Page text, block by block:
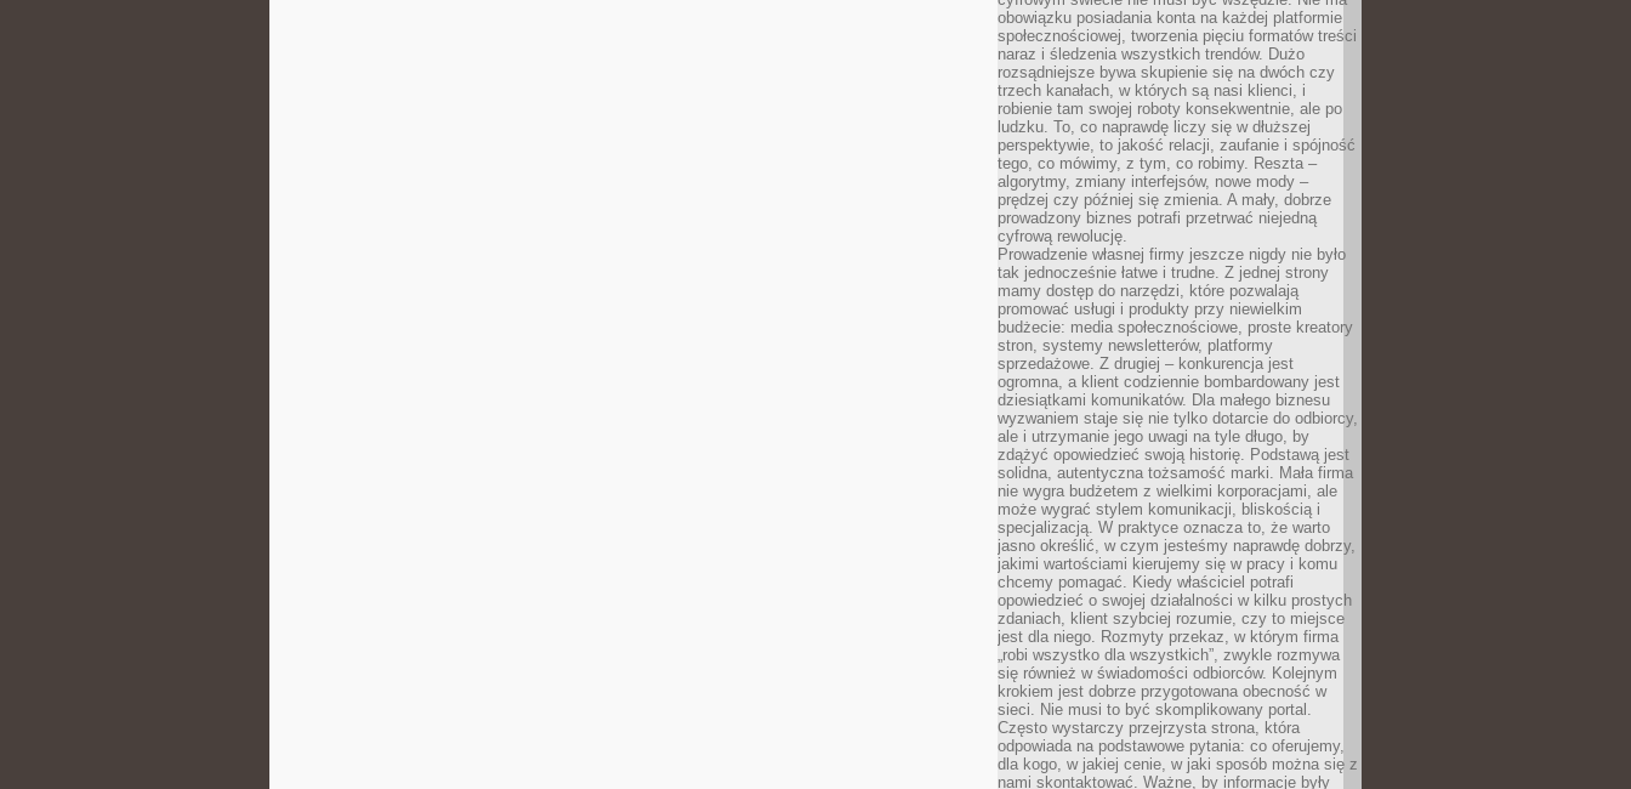
obowiązku posiadania konta na każdej platformie
społecznościowej, tworzenia pięciu formatów treści
naraz i śledzenia wszystkich trendów. Dużo
rozsądniejsze bywa skupienie się na dwóch czy
trzech kanałach, w których są nasi klienci, i
robienie tam swojej roboty konsekwentnie, ale po
ludzku. To, co naprawdę liczy się w dłuższej
perspektywie, to jakość relacji, zaufanie i spójność
tego, co mówimy, z tym, co robimy. Reszta –
algorytmy, zmiany interfejsów, nowe mody –
prędzej czy później się zmienia. A mały, dobrze
prowadzony biznes potrafi przetrwać niejedną
cyfrową rewolucję.
Prowadzenie własnej firmy jeszcze nigdy nie było
tak jednocześnie łatwe i trudne. Z jednej strony
mamy dostęp do narzędzi, które pozwalają
promować usługi i produkty przy niewielkim
budżecie: media społecznościowe, proste kreatory
stron, systemy newsletterów, platformy
sprzedażowe. Z drugiej – konkurencja jest
ogromna, a klient codziennie bombardowany jest
dziesiątkami komunikatów. Dla małego biznesu
wyzwaniem staje się nie tylko dotarcie do odbiorcy,
ale i utrzymanie jego uwagi na tyle długo, by
zdążyć opowiedzieć swoją historię. Podstawą jest
solidna, autentyczna tożsamość marki. Mała firma
nie wygra budżetem z wielkimi korporacjami, ale
może wygrać stylem komunikacji, bliskością i
specjalizacją. W praktyce oznacza to, że warto
jasno określić, w czym jesteśmy naprawdę dobrzy,
jakimi wartościami kierujemy się w pracy i komu
chcemy pomagać. Kiedy właściciel potrafi
opowiedzieć o swojej działalności w kilku prostych
zdaniach, klient szybciej rozumie, czy to miejsce
jest dla niego. Rozmyty przekaz, w którym firma
„robi wszystko dla wszystkich”, zwykle rozmywa
się również w świadomości odbiorców. Kolejnym
krokiem jest dobrze przygotowana obecność w
sieci. Nie musi to być skomplikowany portal.
Często wystarczy przejrzysta strona, która
odpowiada na podstawowe pytania: co oferujemy,
dla kogo, w jakiej cenie, w jaki sposób można się z
nami skontaktować. Ważne, by informacje były